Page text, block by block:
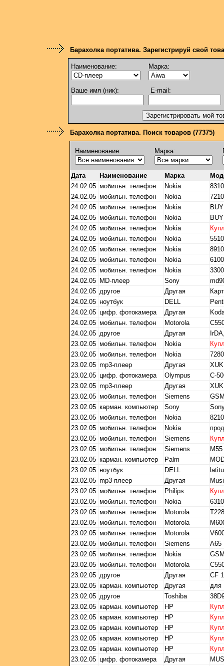
Барахолка портатива. Зарегистрируй свой
Наименование: Марка:
Ваше имя (ник): E-mail:
Барахолка портатива. Поиск товаров (77375)
Наименование: Марка:
Дата Наименование Марка
24.02.05 мобильн. телефон Nokia
8310
24.02.05 мобильн. телефон Nokia
7210
24.02.05 мобильн. телефон Nokia
24.02.05 мобильн. телефон Nokia
24.02.05 мобильн. телефон Nokia
24.02.05 мобильн. телефон Nokia
5510
24.02.05 мобильн. телефон Nokia
8910
24.02.05 мобильн. телефон Nokia
6100
24.02.05 мобильн. телефон Nokia
3300
24.02.05 MD-плеер Sony
24.02.05 другое Другая
24.02.05 ноутбук DELL
24.02.05 цифр. фотокамера Другая
24.02.05 мобильн. телефон Motorola
24.02.05 другое Другая
23.02.05 мобильн. телефон Nokia
23.02.05 мобильн. телефон Nokia
23.02.05 mp3-плеер Другая
23.02.05 цифр. фотокамера Olympus
C-
23.02.05 mp3-плеер Другая
23.02.05 мобильн. телефон Siemens
23.02.05 карман. компьютер Sony
23.02.05 мобильн. телефон Nokia
8210
23.02.05 мобильн. телефон Nokia
23.02.05 мобильн. телефон Siemens
23.02.05 мобильн. телефон Siemens
M55
23.02.05 карман. компьютер Palm
23.02.05 ноутбук DELL
23.02.05 mp3-плеер Другая
23.02.05 мобильн. телефон Philips
23.02.05 мобильн. телефон Nokia
23.02.05 мобильн. телефон Motorola
23.02.05 мобильн. телефон Motorola
23.02.05 мобильн. телефон Motorola
23.02.05 мобильн. телефон Siemens
A65
23.02.05 мобильн. телефон Nokia
23.02.05 мобильн. телефон Motorola
23.02.05 другое Другая
CF
23.02.05 карман. компьютер Другая
для
23.02.05 другое Toshiba
23.02.05 карман. компьютер HP
23.02.05 карман. компьютер HP
23.02.05 карман. компьютер HP
23.02.05 карман. компьютер HP
23.02.05 карман. компьютер HP
23.02.05 цифр. фотокамера Другая